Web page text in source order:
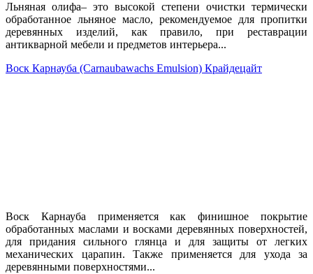
Льняная олифа– это высокой степени очистки термически
обработанное льняное масло, рекомендуемое для пропитки
деревянных изделий, как правило, при реставрации
антикварной мебели и предметов интерьера...
Воск Карнауба (Carnaubawachs Emulsion) Крайдецайт
Воск Карнауба применяется как финишное покрытие
обработанных маслами и восками деревянных поверхностей,
для придания сильного глянца и для защиты от легких
механических царапин. Также применяется для ухода за
деревянными поверхностями...